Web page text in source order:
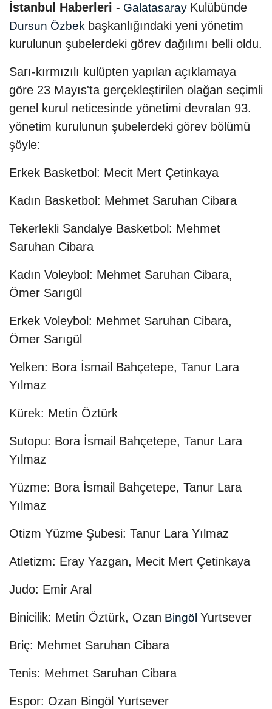
İstanbul Haberleri - Galatasaray Kulübünde
Dursun Özbek başkanlığındaki yeni yönetim
kurulunun şubelerdeki görev dağılımı belli oldu.
Sarı-kırmızılı kulüpten yapılan açıklamaya
göre 23 Mayıs'ta gerçekleştirilen olağan seçimli
genel kurul neticesinde yönetimi devralan 93.
yönetim kurulunun şubelerdeki görev bölümü
şöyle:
Erkek Basketbol: Mecit Mert Çetinkaya
Kadın Basketbol: Mehmet Saruhan Cibara
Tekerlekli Sandalye Basketbol: Mehmet
Saruhan Cibara
Kadın Voleybol: Mehmet Saruhan Cibara,
Ömer Sarıgül
Erkek Voleybol: Mehmet Saruhan Cibara,
Ömer Sarıgül
Yelken: Bora İsmail Bahçetepe, Tanur Lara
Yılmaz
Kürek: Metin Öztürk
Sutopu: Bora İsmail Bahçetepe, Tanur Lara
Yılmaz
Yüzme: Bora İsmail Bahçetepe, Tanur Lara
Yılmaz
Otizm Yüzme Şubesi: Tanur Lara Yılmaz
Atletizm: Eray Yazgan, Mecit Mert Çetinkaya
Judo: Emir Aral
Binicilik: Metin Öztürk, Ozan Bingöl Yurtsever
Briç: Mehmet Saruhan Cibara
Tenis: Mehmet Saruhan Cibara
Espor: Ozan Bingöl Yurtsever